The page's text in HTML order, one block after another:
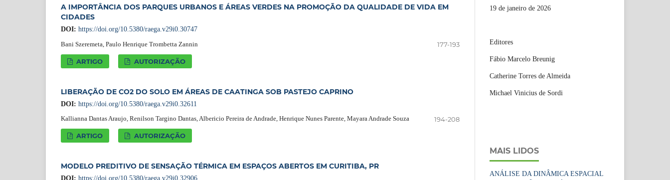
A IMPORTÂNCIA DOS PARQUES URBANOS E ÁREAS VERDES NA PROMOÇÃO DA QUALIDADE DE VIDA EM
CIDADES
DOI: https://doi.org/10.5380/raega.v29i0.30747
Bani Szeremeta, Paulo Henrique Trombetta Zannin
177-193
ARTIGO AUTORIZAÇÃO
LIBERAÇÃO DE CO2 DO SOLO EM ÁREAS DE CAATINGA SOB PASTEJO CAPRINO
DOI: https://doi.org/10.5380/raega.v29i0.32611
Kallianna Dantas Araujo, Renilson Targino Dantas, Albericio Pereira de Andrade, Henrique Nunes Parente, Mayara Andrade Souza
194-208
ARTIGO AUTORIZAÇÃO
MODELO PREDITIVO DE SENSAÇÃO TÉRMICA EM ESPAÇOS ABERTOS EM CURITIBA, PR
DOI: https://doi.org/10.5380/raega.v29i0.32906
19 de janeiro de 2026
Editores
Fábio Marcelo Breunig
Catherine Torres de Almeida
Michael Vinicius de Sordi
MAIS LIDOS
ANÁLISE DA DINÂMICA ESPACIAL